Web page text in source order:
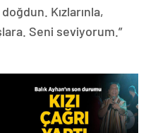
Kızlarınla,
Seni seviyorum.”